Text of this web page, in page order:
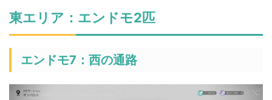
東エリア：エンドモ2匹
エンドモ7：西の通路